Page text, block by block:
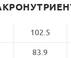
102.5
83.9